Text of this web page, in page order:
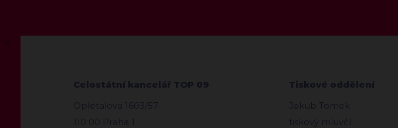
Celostátní kancelář TOP 09
Opletalova 1603/57
110 00 Praha 1
Tiskové oddělení
Jakub Tomek
tiskový mluvčí